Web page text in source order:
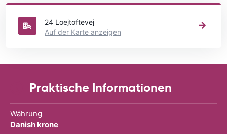
wollen.
24 Loejtoftevej
Auf der Karte anzeigen
Praktische Informationen
Währung
Danish krone